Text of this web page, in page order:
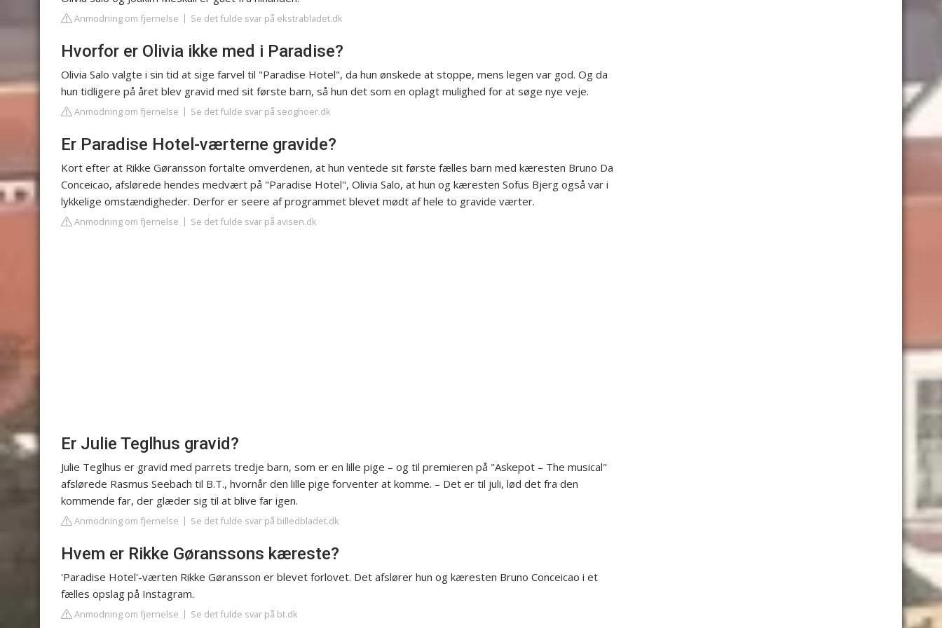
Anmodning om fjernelse Se det fulde svar på ekstrabladet.dk
Hvorfor er Olivia ikke med i Paradise?
Olivia Salo valgte i sin tid at sige farvel til "Paradise Hotel", da hun ønskede at stoppe, mens legen var god. Og da
hun tidligere på året blev gravid med sit første barn, så hun det som en oplagt mulighed for at søge nye veje.
Anmodning om fjernelse Se det fulde svar på seoghoer.dk
Er Paradise Hotel-værterne gravide?
Kort efter at Rikke Gøransson fortalte omverdenen, at hun ventede sit første fælles barn med kæresten Bruno Da
Conceicao, afslørede hendes medvært på "Paradise Hotel", Olivia Salo, at hun og kæresten Sofus Bjerg også var i
lykkelige omstændigheder. Derfor er seere af programmet blevet mødt af hele to gravide værter.
Anmodning om fjernelse Se det fulde svar på avisen.dk
Er Julie Teglhus gravid?
Julie Teglhus er gravid med parrets tredje barn, som er en lille pige – og til premieren på "Askepot – The musical"
afslørede Rasmus Seebach til B.T., hvornår den lille pige forventer at komme. – Det er til juli, lød det fra den
kommende far, der glæder sig til at blive far igen.
Anmodning om fjernelse Se det fulde svar på billedbladet.dk
Hvem er Rikke Gøranssons kæreste?
'Paradise Hotel'-værten Rikke Gøransson er blevet forlovet. Det afslører hun og kæresten Bruno Conceicao i et
fælles opslag på Instagram.
Anmodning om fjernelse Se det fulde svar på bt.dk